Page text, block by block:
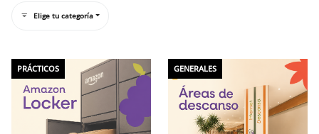
Elige tu categoría
Listado de servicios
PRÁCTICOS GENERALES